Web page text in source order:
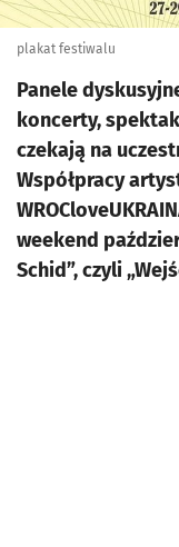
plakat festiwalu
Panele
koncerty,
czekają na
Współpracy
weekend
Schid”, czyli